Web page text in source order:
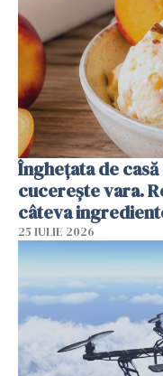
Înghețata de
cucerește vara.
câteva
25 IULIE 2026